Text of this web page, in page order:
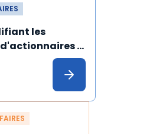
les
:
de l'Ansa